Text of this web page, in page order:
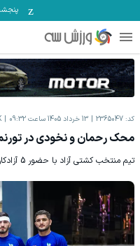
پنجشنبه
کد: 2365047 13 خرداد 1405 ساعت 09:32
محک رحمان و نخودی در
تیم منتخب کشتی آزاد با حضور 5 آزادکار صبح امروز راهی مغولستان شد.